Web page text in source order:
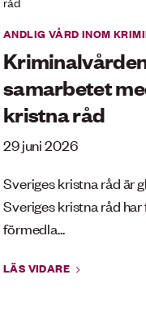
ANDLIG VÅRD INOM
samarbetet
kristna råd
29 juni 2026
Sveriges kristna råd är
Sveriges kristna råd
förmedla...
LÄS VIDARE